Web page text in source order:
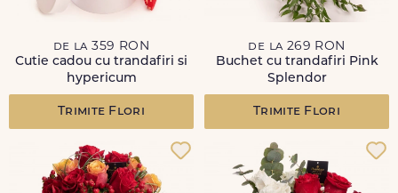
de la 359 RON
Cutie cadou cu trandafiri si
hypericum
Trimite Flori
de la 269 RON
Buchet cu trandafiri Pink
Splendor
Trimite Flori